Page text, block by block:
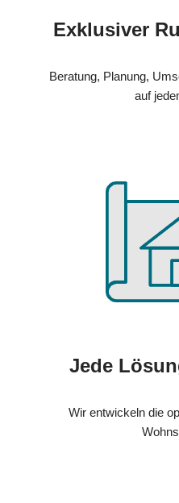
Exklusiver
Beratung, Planung,
auf
Jede
Wir entwickeln die